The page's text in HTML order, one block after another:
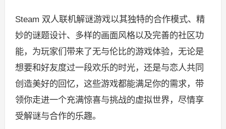
Steam 双人联机解谜游戏以其独特的合作模式、精
妙的谜题设计、多样的画面风格以及完善的社区功
能，为玩家们带来了无与伦比的游戏体验，无论是
想要和好友度过一段欢乐的时光，还是与恋人共同
创造美好的回忆，这些游戏都能满足你的需求，带
领你走进一个充满惊喜与挑战的虚拟世界，尽情享
受解谜与合作的乐趣。